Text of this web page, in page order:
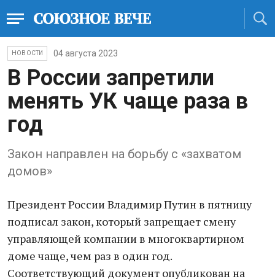
НОВОСТИ 04 августа 2023
В России запретили
менять УК чаще раза в
год
Закон направлен на борьбу с «захватом
домов»
Президент России Владимир Путин в пятницу
подписал закон, который запрещает смену
управляющей компании в многоквартирном
доме чаще, чем раз в один год.
Соответствующий документ опубликован на